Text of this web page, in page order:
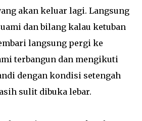
akan keluar lagi. Langsung
dan bilang kalau ketuban
langsung pergi ke
terbangun dan mengikuti
dengan kondisi setengah
sulit dibuka lebar.